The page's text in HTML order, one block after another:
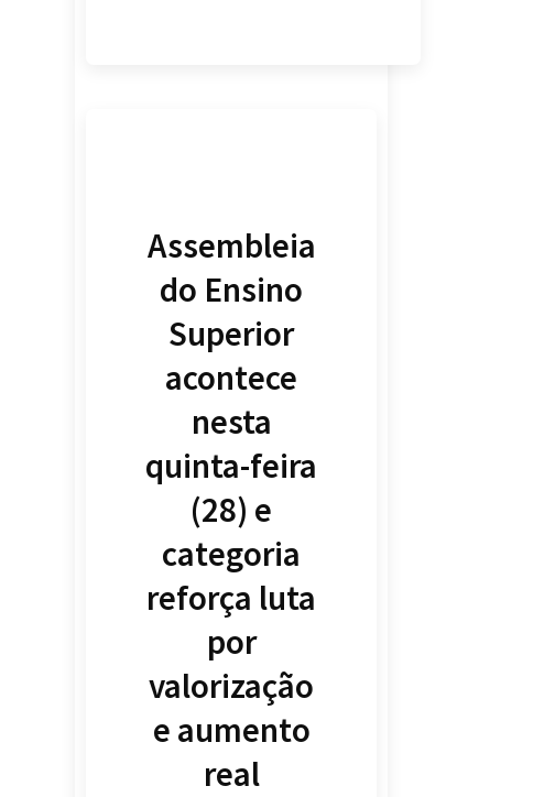
Assembleia
do Ensino
Superior
acontece
nesta
quinta-feira
(28) e
categoria
reforça luta
por
valorização
e aumento
real